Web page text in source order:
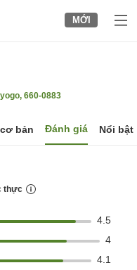
MỚI
660-0883
bản Đánh giá Nổi bật
thực
4.5
4
4.1